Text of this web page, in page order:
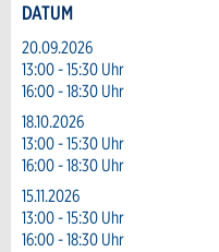
Anzeige
Ihr Feedback wird
Allgemeines
Anzeige
Anzeige
Empfehlen Sie
weiter.
Reservation
Veranstaltungsdatum
Anzahl der Teilnehmer
DATUM
20.09.2026
13:00 - 15:30 Uhr
16:00 - 18:30 Uhr
18.10.2026
13:00 - 15:30 Uhr
16:00 - 18:30 Uhr
15.11.2026
13:00 - 15:30 Uhr
16:00 - 18:30 Uhr